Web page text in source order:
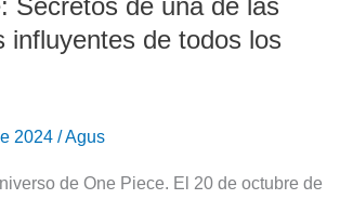
influyentes de todos los
2024 /Agus
de One Piece. El 20 de octubre de